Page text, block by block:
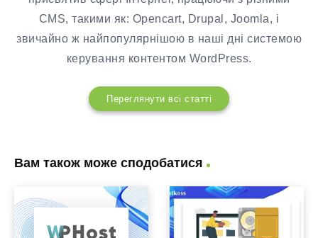
CMS, такими як: Opencart, Drupal, Joomla, і
звичайно ж найпопулярнішою в наші дні системою
керування контентом WordPress.
Переглянути всі статті
Вам також може сподобатися